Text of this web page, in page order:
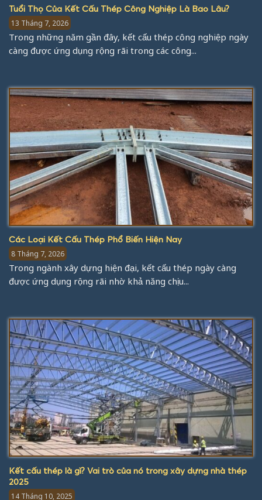
Tuổi Thọ Của Kết Cấu Thép Công Nghiệp Là Bao Lâu?
13 Tháng 7, 2026
Trong những năm gần đây, kết cấu thép công nghiệp ngày
càng được ứng dụng rộng rãi trong các công...
Các Loại Kết Cấu Thép Phổ Biến Hiện Nay
8 Tháng 7, 2026
Trong ngành xây dựng hiện đại, kết cấu thép ngày càng
được ứng dụng rộng rãi nhờ khả năng chịu...
Kết cấu thép là gì? Vai trò của nó trong xây dựng nhà thép
2025
14 Tháng 10, 2025